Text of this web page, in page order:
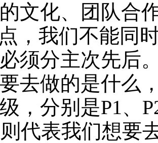
文化、团队合
，我们不能同
须分主次先后
去做的是什么
，分别是P1、
代表我们想要